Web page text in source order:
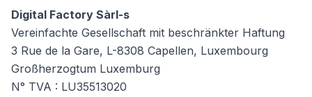
Digital Factory Sàrl-s
Vereinfachte Gesellschaft mit beschränkter Haftung
3 Rue de la Gare, L-8308 Capellen, Luxembourg
Großherzogtum Luxemburg
N° TVA : LU35513020